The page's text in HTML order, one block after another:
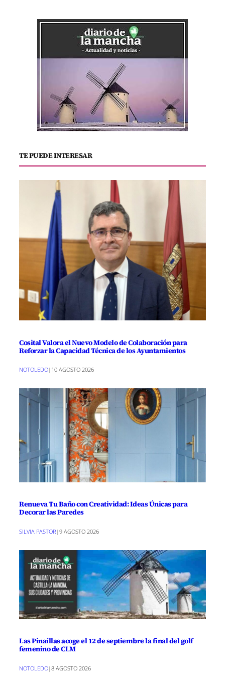
TE PUEDE INTERESAR
Cosital Valora el Nuevo Modelo de Colaboración para
Reforzar la Capacidad Técnica de los Ayuntamientos
NOTOLEDO| 10 AGOSTO 2026
Renueva Tu Baño con Creatividad: Ideas Únicas para
Decorar las Paredes
SILVIA PASTOR |9 AGOSTO 2026
Las Pinaíllas acoge el 12 de septiembre la final del golf
femenino de CLM
NOTOLEDO|8 AGOSTO 2026